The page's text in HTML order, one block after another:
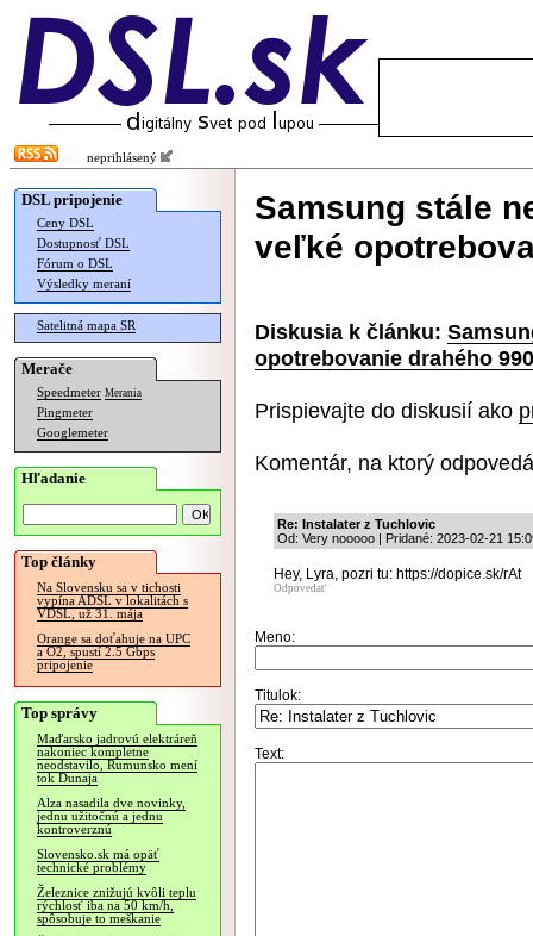
neprihlásený
DSL pripojenie
Ceny DSL
Dostupnosť DSL
Fórum o DSL
Výsledky meraní
Satelitná mapa SR
Merače
Speedmeter Merania
Pingmeter
Googlemeter
Hľadanie
Top články
Na Slovensku sa v tichosti
vypína ADSL v lokalitách s
VDSL, už 31. mája
Orange sa doťahuje na UPC
a O2, spustí 2.5 Gbps
pripojenie
Top správy
Maďarsko jadrovú elektráreň
nakoniec kompletne
neodstavilo, Rumunsko mení
tok Dunaja
Alza nasadila dve novinky,
jednu užitočnú a jednu
kontroverznú
Slovensko.sk má opäť
technické problémy
Železnice znižujú kvôli teplu
rýchlosť iba na 50 km/h,
spôsobuje to meškanie
Samsung stále
veľké
Diskusia k článku:
opotrebovanie drahého
Prispievajte do diskusií ako
Komentár, na ktorý
Re: Instalater z Tuchlovic
Od: Very nooooo | Pridané: 2023-02-21
Hey, Lyra, pozri tu: https://dopice.sk/rAt
Odpovedať
Meno:
Titulok:
Text: